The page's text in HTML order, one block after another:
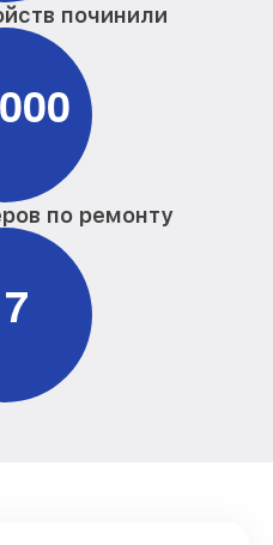
починили
000
по ремонту
7